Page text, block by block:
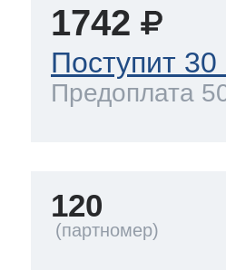
1742
Поступит
Предоплата
120